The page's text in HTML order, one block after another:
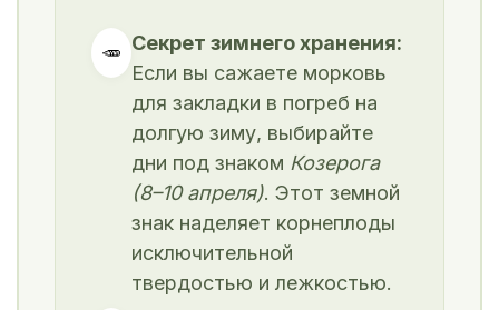
🥕 Секрет зимнего хранения:
Если вы сажаете морковь
для закладки в погреб на
долгую зиму, выбирайте
дни под знаком Козерога
(8–10 апреля). Этот земной
знак наделяет корнеплоды
исключительной
твердостью и лежкостью.